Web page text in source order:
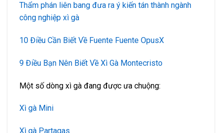
Thẩm phán liên bang đưa ra ý kiến tán thành ngành
công nghiệp xì gà
10 Điều Cần Biết Về Fuente Fuente OpusX
9 Điều Bạn Nên Biết Về Xì Gà Montecristo
Một số dòng xì gà đang được ưa chuộng:
Xì gà Mini
Xì gà Partagas